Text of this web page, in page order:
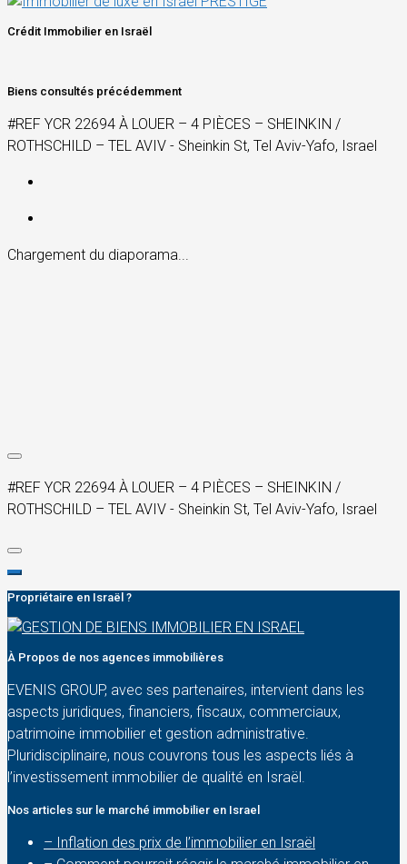
Crédit Immobilier en Israël
Biens consultés précédemment
#REF YCR 22694 À LOUER – 4 PIÈCES – SHEINKIN /
ROTHSCHILD – TEL AVIV - Sheinkin St, Tel Aviv-Yafo, Israel
Chargement du diaporama...
#REF YCR 22694 À LOUER – 4 PIÈCES – SHEINKIN /
ROTHSCHILD – TEL AVIV - Sheinkin St, Tel Aviv-Yafo, Israel
Propriétaire en Israël ?
À Propos de nos agences immobilières
EVENIS GROUP, avec ses partenaires, intervient dans les
aspects juridiques, financiers, fiscaux, commerciaux,
patrimoine immobilier et gestion administrative.
Pluridisciplinaire, nous couvrons tous les aspects liés à
l’investissement immobilier de qualité en Israël.
Nos articles sur le marché immobilier en Israel
– Inflation des prix de l’immobilier en Israël